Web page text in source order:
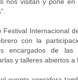
Festival Internacional
con la
encargados de las
y talleres abiertos a